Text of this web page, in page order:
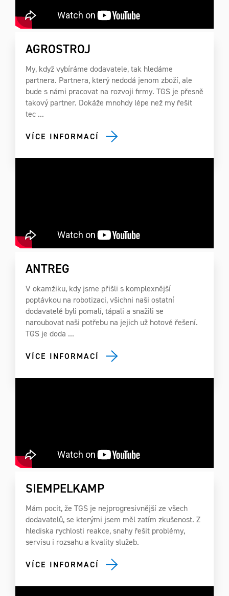
AGROSTROJ
My, když vybíráme dodavatele, tak hledáme
partnera. Partnera, který nedodá jenom zboží, ale
bude s námi pracovat na rozvoji firmy. TGS je přesně
takový partner. Dokáže mnohdy lépe než my řešit
tec ...
VÍCE INFORMACÍ
ANTREG
V okamžiku, kdy jsme přišli s komplexnější
poptávkou na robotizaci, všichni naši ostatní
dodavatelé byli pomalí, tápali a snažili se
naroubovat naši potřebu na jejich už hotové řešení.
TGS je doda ...
VÍCE INFORMACÍ
SIEMPELKAMP
Mám pocit, že TGS je nejprogresivnější ze všech
dodavatelů, se kterými jsem měl zatím zkušenost. Z
hlediska rychlosti reakce, snahy řešit problémy,
servisu i rozsahu a kvality služeb.
VÍCE INFORMACÍ